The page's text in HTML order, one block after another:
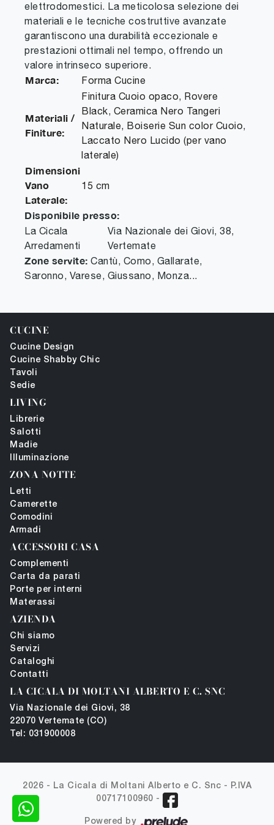
elettrodomestici. La meticolosa selezione dei
materiali e le tecniche costruttive avanzate
garantiscono una durabilità eccezionale e
prestazioni ottimali nel tempo, offrendo un
valore intrinseco superiore.
Marca: Forma Cucine
Materiali /
Finiture:
Finitura Cuoio opaco, Rovere
Black, Ceramica Nero Tangeri
Naturale, Boiserie Sun color Cuoio,
Laccato Nero Lucido (per vano
laterale)
Dimensioni
Vano
Laterale:
15 cm
Disponibile presso:
La Cicala
Arredamenti
Via Nazionale dei Giovi, 38,
Vertemate
Zone servite: Cantù, Como, Gallarate,
Saronno, Varese, Giussano, Monza...
CUCINE
Cucine Design
Cucine Shabby Chic
Tavoli
Sedie
LIVING
Librerie
Salotti
Madie
Illuminazione
ZONA NOTTE
Letti
Camerette
Comodini
Armadi
ACCESSORI CASA
Complementi
Carta da parati
Porte per interni
Materassi
AZIENDA
Chi siamo
Servizi
Cataloghi
Contatti
LA CICALA DI MOLTANI ALBERTO E C. SNC
Via Nazionale dei Giovi, 38
22070 Vertemate (CO)
Tel: 031900008
2026 - La Cicala di Moltani Alberto e C. Snc -
P.IVA
00717100960 -
Powered by